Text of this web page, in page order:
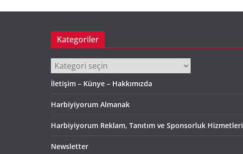
Kategoriler
Kategoriler
İletişim – Künye – Hakkımızda
Harbiyiyorum Almanak
Harbiyiyorum Reklam, Tanıtım ve Sponsorluk Hizmetleri
Newsletter